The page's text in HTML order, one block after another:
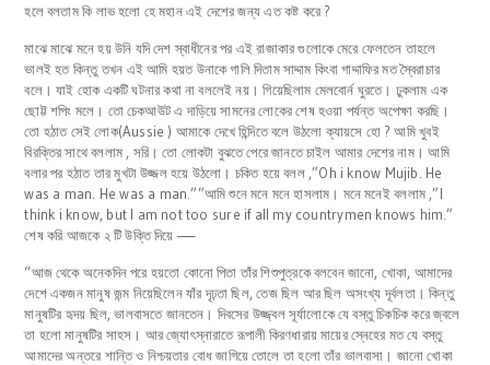
হলে বলতাম কি লাভ হলো হে মহান এই দেশের জন্য এত কষ্ট করে ?
মাঝে মাঝে মনে হয় উনি যদি দেশ স্বাধীনের পর এই রাজাকার গুলোকে মেরে ফেলতেন তাহলে
ভালই হত কিন্তু তখন এই আমি হয়ত উনাকে গালি দিতাম সাদ্দাম কিংবা গাদ্দাফির মত স্বৈরাচার
বলে। যাই হোক একটি ঘটনার কথা না বললেই নয়। গিয়েছিলাম মেলবোর্ন ঘুরতে। ঢুকলাম এক
ছোট্ট শপিং মলে। তো চেকআউট এ দাড়িয়ে সামনের লোকের শেষ হওয়া পর্যন্ত অপেক্ষা করছি।
তো হঠাত সেই লোক(Aussie ) আমাকে দেখে হিন্দিতে বলে উঠলো ক্যায়সে হো ? আমি খুবই
বিরক্তির সাথে বললাম , সরি। তো লোকটা বুঝতে পেরে জানতে চাইল আমার দেশের নাম। আমি
বলার পর হঠাত তার মুখটা উজ্জল হয়ে উঠলো। চকিত হয়ে বলল ,”Oh i know Mujib. He
was a man. He was a man.””আমি শুনে মনে মনে হাসলাম। মনে মনেই বললাম ,”I
think i know, but I am not too sure if all my countrymen knows him.”
শেষ করি আজকে ২ টি উক্তি দিয়ে —–
“আজ থেকে অনেকদিন পরে হয়তো কোনো পিতা তাঁর শিশুপুত্রকে বলবেন জানো, খোকা, আমাদের
দেশে একজন মানুষ জন্ম নিয়েছিলেন যাঁর দৃঢ়তা ছিল, তেজ ছিল আর ছিল অসংখ্য দূর্বলতা। কিন্তু
মানুষটির হৃদয় ছিল, ভালবাসতে জানতেন। দিবসের উজ্জ্বল সূর্যালোকে যে বস্তু চিকচিক করে জ্বলে
তা হলো মানুষটির সাহস। আর জ্যোৎস্নারাতে রূপালী কিরণধারায় মায়ের স্নেহের মত যে বস্তু
আমাদের অন্তরে শান্তি ও নিশ্চয়তার বোধ জাগিয়ে তোলে তা হলো তাঁর ভালবাসা। জানো খোকা